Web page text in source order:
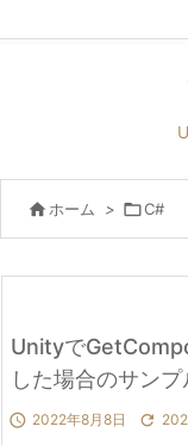
 ホーム > C#
Unityで
した場合のサンプ
 2022年8月8日 